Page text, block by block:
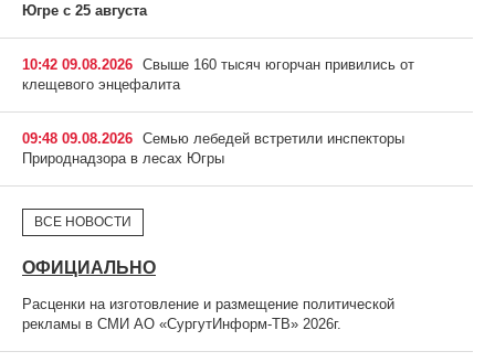
Югре с 25 августа
10:42 09.08.2026 Свыше 160 тысяч югорчан привились от
клещевого энцефалита
09:48 09.08.2026 Семью лебедей встретили инспекторы
Природнадзора в лесах Югры
ВСЕ НОВОСТИ
ОФИЦИАЛЬНО
Расценки на изготовление и размещение политической
рекламы в СМИ АО «СургутИнформ-ТВ» 2026г.